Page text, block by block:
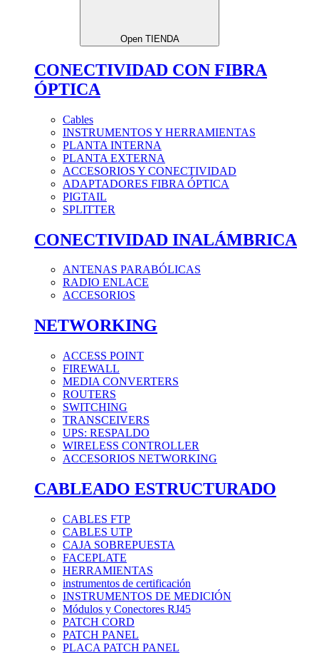
Open TIENDA
CONECTIVIDAD CON FIBRA
ÓPTICA
Cables
INSTRUMENTOS Y HERRAMIENTAS
PLANTA INTERNA
PLANTA EXTERNA
ACCESORIOS Y CONECTIVIDAD
ADAPTADORES FIBRA ÓPTICA
PIGTAIL
SPLITTER
CONECTIVIDAD INALÁMBRICA
ANTENAS PARABÓLICAS
RADIO ENLACE
ACCESORIOS
NETWORKING
ACCESS POINT
FIREWALL
MEDIA CONVERTERS
ROUTERS
SWITCHING
TRANSCEIVERS
UPS: RESPALDO
WIRELESS CONTROLLER
ACCESORIOS NETWORKING
CABLEADO ESTRUCTURADO
CABLES FTP
CABLES UTP
CAJA SOBREPUESTA
FACEPLATE
HERRAMIENTAS
instrumentos de certificación
INSTRUMENTOS DE MEDICIÓN
Módulos y Conectores RJ45
PATCH CORD
PATCH PANEL
PLACA PATCH PANEL